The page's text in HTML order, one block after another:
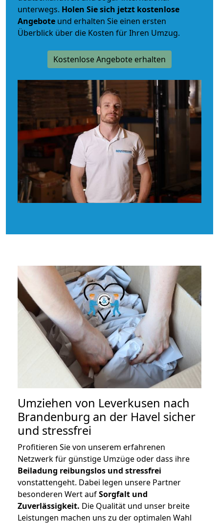
unterwegs. Holen Sie sich jetzt kostenlose
Angebote und erhalten Sie einen ersten
Überblick über die Kosten für Ihren Umzug.
Kostenlose Angebote erhalten
Umziehen von Leverkusen nach
Brandenburg an der Havel sicher
und stressfrei
Profitieren Sie von unserem erfahrenen
Netzwerk für günstige Umzüge oder dass ihre
Beiladung reibungslos und stressfrei
vonstattengeht. Dabei legen unsere Partner
besonderen Wert aufSorgfalt und
Zuverlässigkeit. Die Qualität und unser breite
Leistungen machen uns zu der optimalen Wahl